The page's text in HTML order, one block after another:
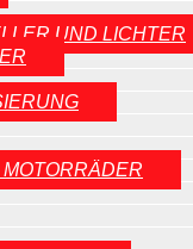
UND LICHTER